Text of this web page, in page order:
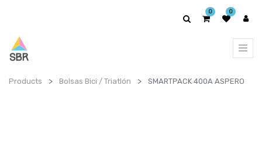
0 0
Products Bolsas Bici / Triatlón SMARTPACK 400A ASPERO